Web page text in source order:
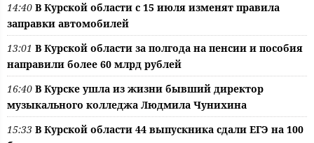
14:40 В Курской области с 15 июля изменят правила
заправки автомобилей
13:01 В Курской области за полгода на пенсии и пособия
направили более 60 млрд рублей
16:40 В Курске ушла из жизни бывший директор
музыкального колледжа Людмила Чунихина
15:33 В Курской области 44 выпускника сдали ЕГЭ на 100